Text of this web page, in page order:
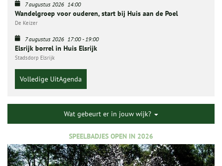
7 augustus 2026 14:00
Wandelgroep voor ouderen, start bij Huis aan de Poel
De Keizer
7 augustus 2026 17:00-19:00
Elsrijk borrel in Huis Elsrijk
Stadsdorp Elsrijk
Volledige UitAgenda
Wat gebeurt er in jouw wijk?
SPEELBADJES OPEN IN 2026